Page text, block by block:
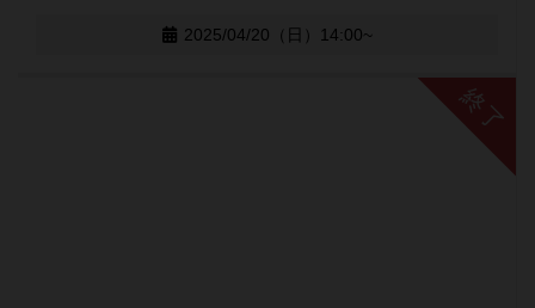
2025/04/20（日）14:00~
終了